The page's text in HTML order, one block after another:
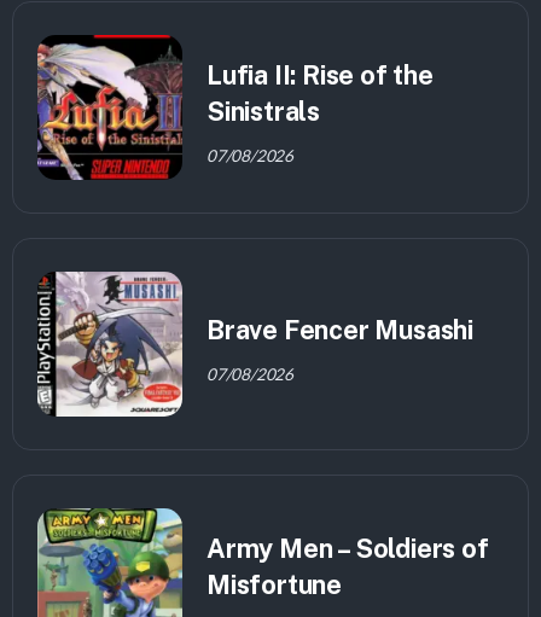
Lufia II: Rise of the
Sinistrals
07/08/2026
Brave Fencer Musashi
07/08/2026
Army Men – Soldiers of
Misfortune